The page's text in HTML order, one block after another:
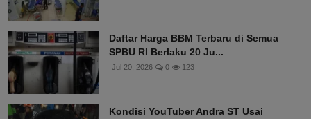
Daftar Harga BBM Terbaru di Semua
SPBU RI Berlaku 20 Ju...
Jul 20, 2026 0 123
Kondisi YouTuber Andra ST Usai